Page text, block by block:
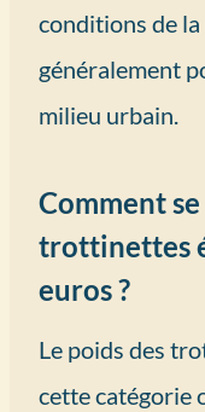
conditions de
généralement
milieu urbain.
Comment
trottinettes
euros ?
Le poids des
cette catégorie